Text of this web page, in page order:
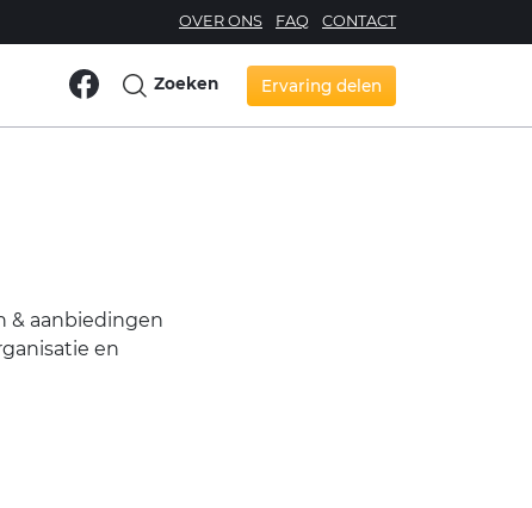
OVER ONS FAQ CONTACT
Zoeken Ervaring delen
& aanbiedingen
en